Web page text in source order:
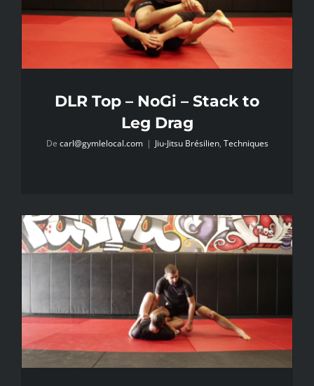
DLR Top – NoGi – Stack to
Leg Drag
De carl@gymlelocal.com | Jiu-Jitsu Brésilien, Techniques